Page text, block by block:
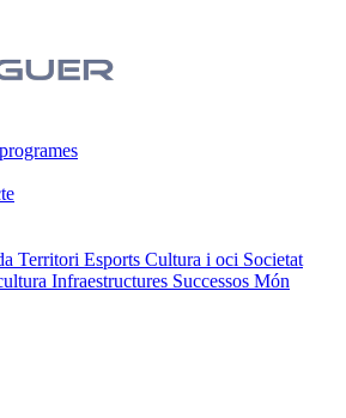
Territori Esports Cultura i oci Societat
Infraestructures Successos Món